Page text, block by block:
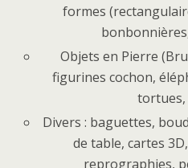
formes
Objets en Pierre
figurines cochon,
tortues,
Divers : baguettes,
de table, cartes
reprographies,